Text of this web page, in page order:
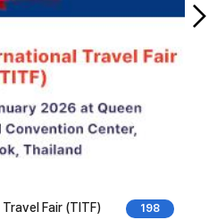
198
Fair (TITF)